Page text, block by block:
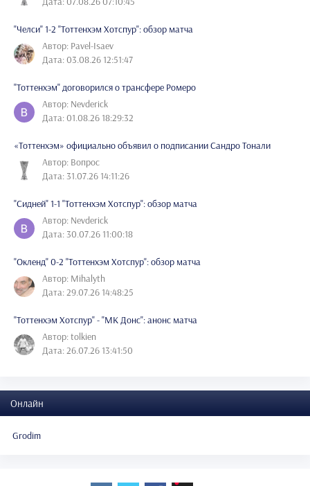
"Челси" 1-2 "Тоттенхэм Хотспур": обзор матча
Автор: Pavel-Isaev
Дата: 03.08.26 12:51:47
"Тоттенхэм" договорился о трансфере Ромеро
Автор: Nevderick
Дата: 01.08.26 18:29:32
«Тоттенхэм» официально объявил о подписании Сандро Тонали
Автор: Вопрос
Дата: 31.07.26 14:11:26
"Сидней" 1-1 "Тоттенхэм Хотспур": обзор матча
Автор: Nevderick
Дата: 30.07.26 11:00:18
"Окленд" 0-2 "Тоттенхэм Хотспур": обзор матча
Автор: Mihalyth
Дата: 29.07.26 14:48:25
"Тоттенхэм Хотспур" - "МК Донс": анонс матча
Автор: tolkien
Дата: 26.07.26 13:41:50
Онлайн
Grodim